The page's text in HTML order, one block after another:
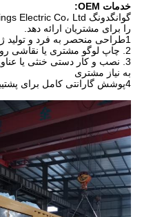
خدمات OEM:
را برای مشتریان ارائه دهد.
1طراحی منحصر به فرد و تولید ژنراتور بر اساس نیاز مشتری
2. چاپ لوگو مشتری یا نقاشی روی ژنست
3. نصب و کار دستی خنثی یا
به نیاز مشتری
4پوشش گارانتی کامل برای پشتیبانی از مشتریان.